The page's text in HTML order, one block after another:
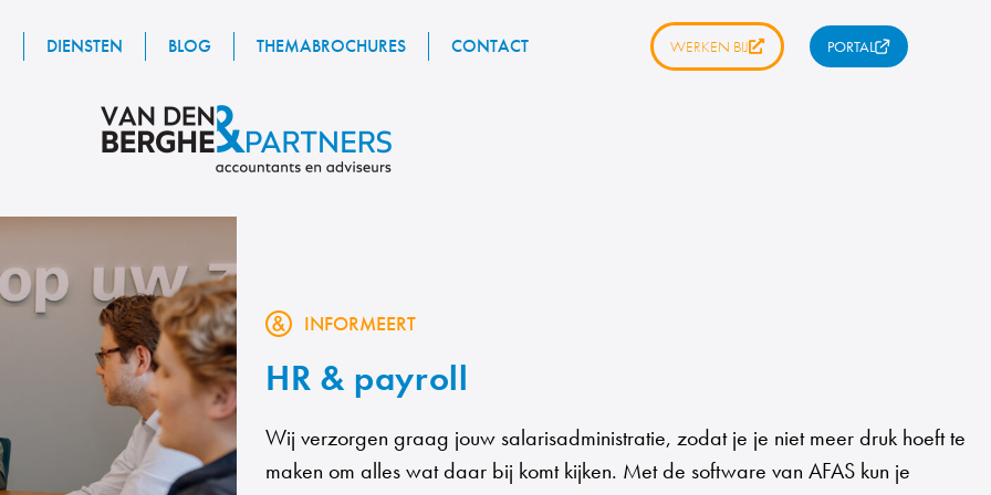
DIENSTEN BLOG THEMABROCHURES CONTACT WERKEN BIJ PORTAL
INFORMEERT
HR & payroll
Wij verzorgen graag jouw salarisadministratie, zodat je je niet meer druk hoeft te
maken om alles wat daar bij komt kijken. Met de software van AFAS kun je